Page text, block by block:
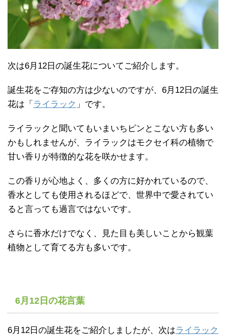
次は6月12日の誕生花についてご紹介します。
誕生花をご存知の方は少ないのですが、6月12日の誕生
花は「 ライラック 」です。
ライラックと聞いてもいまいちピンとこない方も多い
かもしれませんが、ライラックはモクセイ科の植物で
甘い香りが特徴的な花を咲かせます。
この香りが心地よく、多くの方に好かれているので、
香水としても使用されるほどで、世界中で愛されてい
ると言っても過言ではないです。
さらに香水だけでなく、見た目も美しいことから観葉
植物として育てる方も多いです。
6月12日の花言葉
6月12日の誕生花をご紹介しましたが、次はライラック